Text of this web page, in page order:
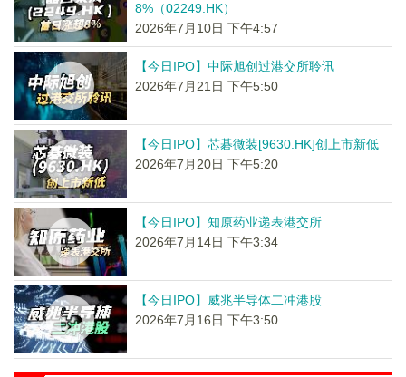
8%（02249.HK）
2026年7月10日 下午4:57
【今日IPO】中际旭创过港交所聆讯
2026年7月21日 下午5:50
【今日IPO】芯碁微装[9630.HK]创上市新低
2026年7月20日 下午5:20
【今日IPO】知原药业递表港交所
2026年7月14日 下午3:34
【今日IPO】威兆半导体二冲港股
2026年7月16日 下午3:50